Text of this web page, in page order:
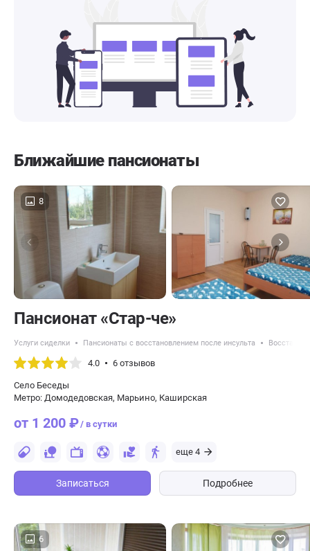
Ближайшие пансионаты
8
Пансионат «Стар-че»
Услуги сиделки Пансионаты с восстановлением после инсульта
4.0 6 отзывов
Село Беседы
Метро: Домодедовская, Марьино, Каширская
от 1 200 ₽/ в сутки
еще 4
Записаться Подробнее
6